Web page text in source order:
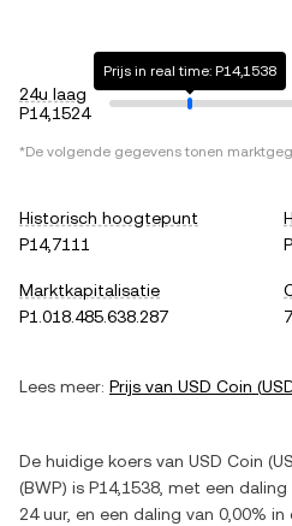
24u laag
P14,1524
Prijs in real time: P14,1538
*De volgende gegevens tonen
Historisch hoogtepunt
P14,7111
Marktkapitalisatie
P1.018.485.638.287
Lees meer: Prijs van USD Coin (
De huidige koers van USD Coin (
(BWP) is P14,1538 , met een daling
24 uur, en een daling van 0,00% in